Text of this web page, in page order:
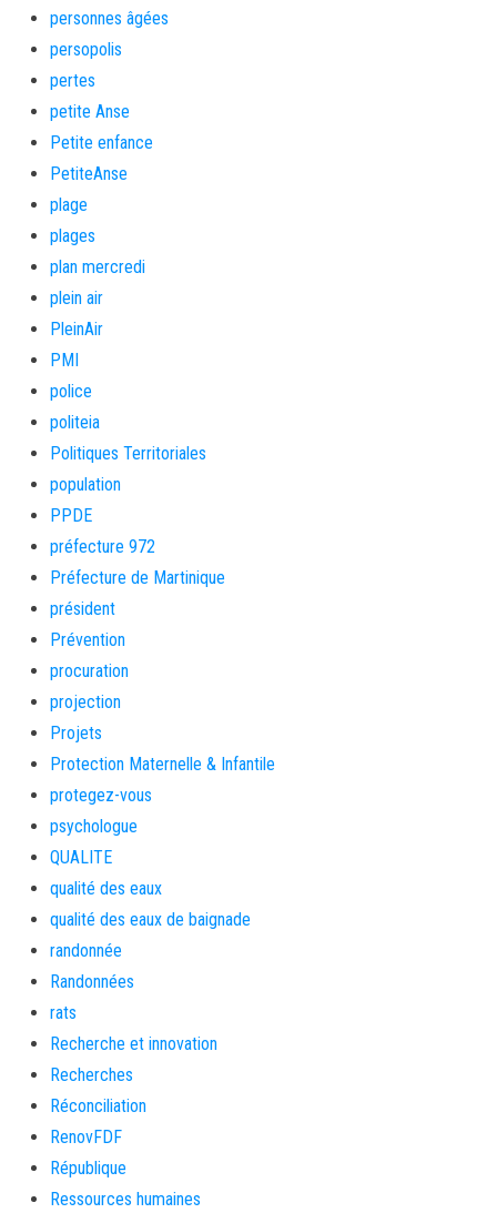
personnes âgées
persopolis
pertes
petite Anse
Petite enfance
PetiteAnse
plage
plages
plan mercredi
plein air
PleinAir
PMI
police
politeia
Politiques Territoriales
population
PPDE
préfecture 972
Préfecture de Martinique
président
Prévention
procuration
projection
Projets
Protection Maternelle & Infantile
protegez-vous
psychologue
QUALITE
qualité des eaux
qualité des eaux de baignade
randonnée
Randonnées
rats
Recherche et innovation
Recherches
Réconciliation
RenovFDF
République
Ressources humaines